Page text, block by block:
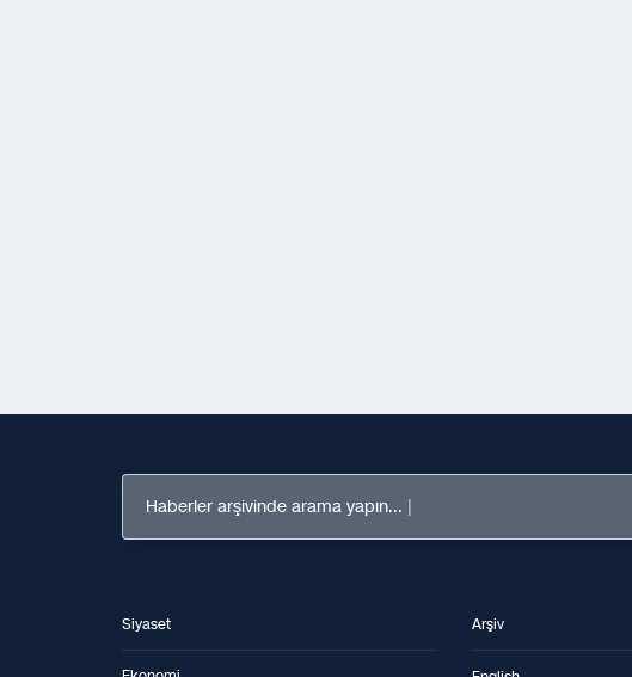
Haberler arşivinde arama yapın...
Siyaset Arşiv